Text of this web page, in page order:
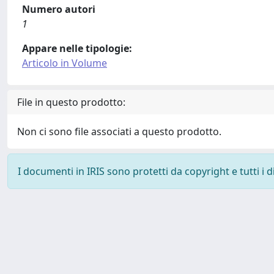
Numero autori
1
Appare nelle tipologie:
Articolo in Volume
File in questo prodotto:
Non ci sono file associati a questo prodotto.
I documenti in IRIS sono protetti da copyright e tutti i